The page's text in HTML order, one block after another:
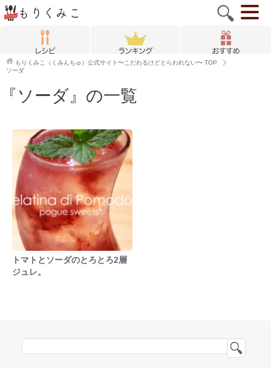
もりくみこ（くみんちゅ）公式サイト〜こだわるけどとらわれない〜 TOP
ソーダ
『ソーダ』の一覧
トマトとソーダのとろとろ2層
ジュレ。